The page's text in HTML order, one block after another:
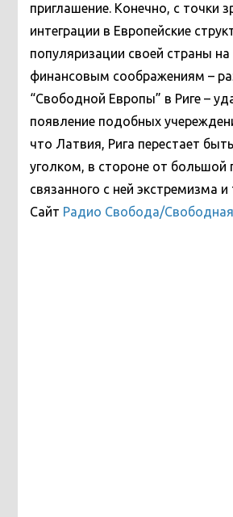
приглашение. Конечно, с точки
интеграции в Европейские
популяризации своей страны
финансовым соображениям –
“Свободной Европы” в Риге –
появление подобных
что Латвия, Рига перестает
уголком, в стороне от большой
связанного с ней экстремизма
Сайт Радио Свобода/